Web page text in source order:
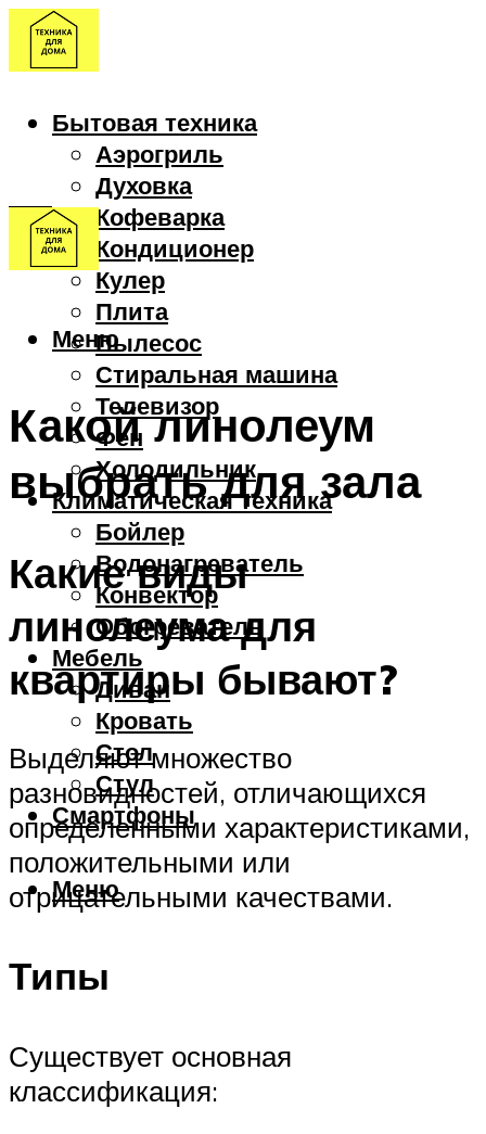
Бытовая техника
Аэрогриль
Духовка
Кофеварка
Кондиционер
Кулер
Плита
Пылесос
Стиральная машина
Телевизор
Фен
Холодильник
Климатическая техника
Бойлер
Водонагреватель
Конвектор
Обогреватель
Мебель
Диван
Кровать
Стол
Стул
Смартфоны
Меню
Меню
Какой линолеум
выбрать для зала
Какие виды
линолеума для
квартиры бывают?
Выделяют множество
разновидностей, отличающихся
определенными характеристиками,
положительными или
отрицательными качествами.
Типы
Существует основная
классификация: